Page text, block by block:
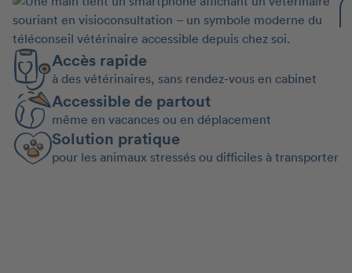
Accès rapide
à des vétérinaires, sans rendez-vous en cabinet
Accessible de partout
même en vacances ou en déplacement
Solution pratique
pour les animaux stressés ou difficiles à transporter